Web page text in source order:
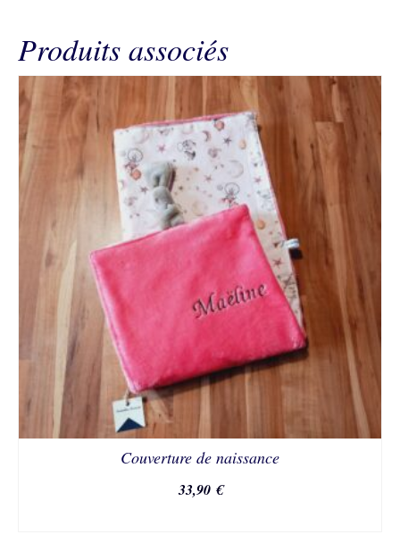
Produits associés
Couverture de naissance
33,90 €